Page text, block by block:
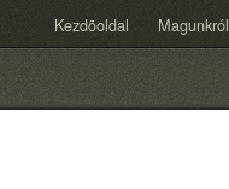
Kezdõoldal Magunkról